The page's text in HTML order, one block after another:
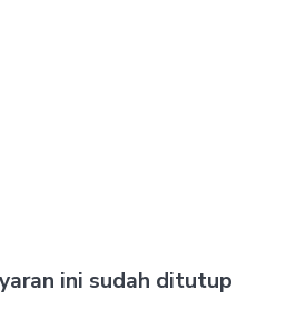
ini sudah ditutup